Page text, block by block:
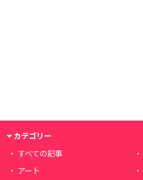
カテゴリー
すべての記事
アート